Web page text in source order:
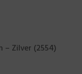
– Zilver (2554)